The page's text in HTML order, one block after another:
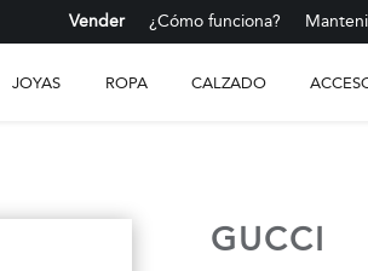
Vender ¿Cómo funciona?
JOYAS ROPA CALZADO
GUCCI